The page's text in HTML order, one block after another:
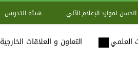
لموارد الإعلام الآلي هيئة التدريس
العلمي التعاون و العلاقات الخارجية